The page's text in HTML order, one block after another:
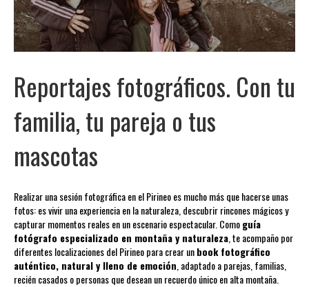
Reportajes fotográficos. Con tu
familia, tu pareja o tus
mascotas
Realizar una sesión fotográfica en el Pirineo es mucho más que hacerse unas
fotos: es vivir una experiencia en la naturaleza, descubrir rincones mágicos y
capturar momentos reales en un escenario espectacular. Comoguía
fotógrafo especializado en montaña y naturaleza , te acompaño por
diferentes localizaciones del Pirineo para crear unbook fotográfico
auténtico, natural y lleno de emoción , adaptado a parejas, familias,
recién casados o personas que desean un recuerdo único en alta montaña.